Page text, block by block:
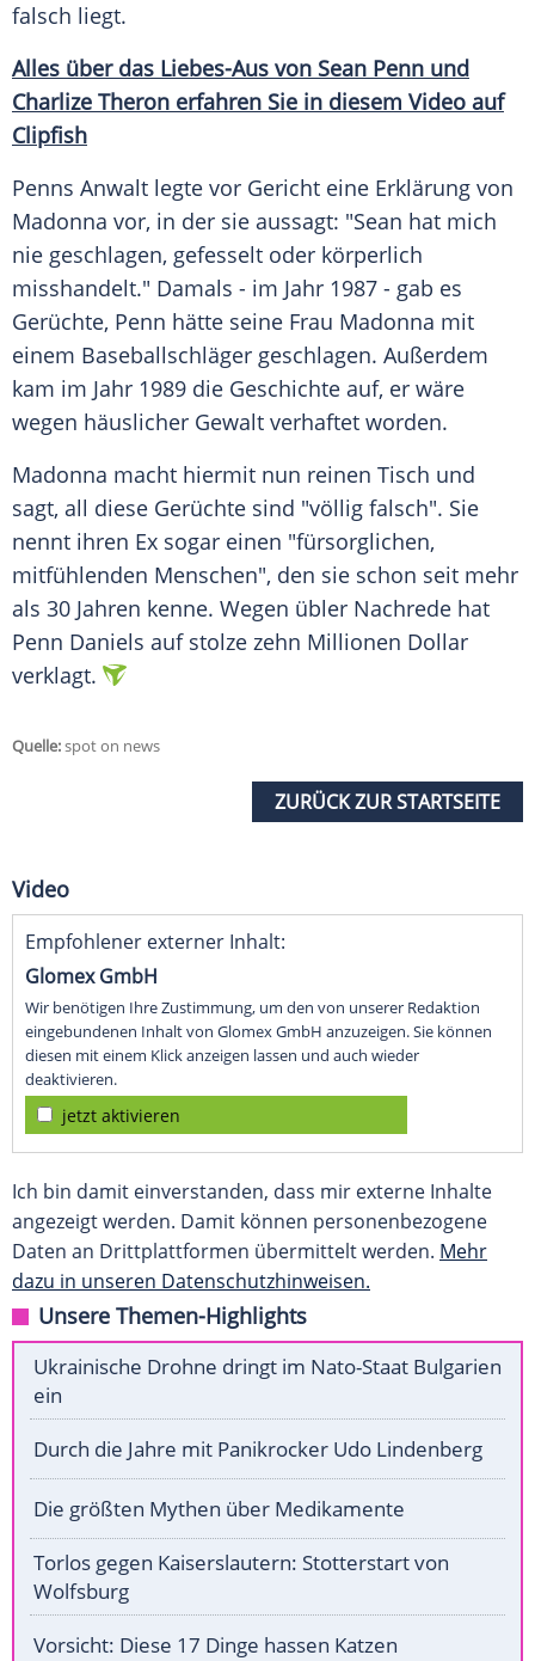
falsch liegt.
Alles über das Liebes-Aus von Sean Penn und
Charlize Theron erfahren Sie in diesem Video auf
Clipfish
Penns Anwalt legte vor Gericht eine Erklärung von
Madonna vor, in der sie aussagt: "Sean hat mich
nie geschlagen, gefesselt oder körperlich
misshandelt." Damals - im Jahr 1987 - gab es
Gerüchte, Penn hätte seine Frau Madonna mit
einem Baseballschläger geschlagen. Außerdem
kam im Jahr 1989 die Geschichte auf, er wäre
wegen häuslicher Gewalt verhaftet worden.
Madonna macht hiermit nun reinen Tisch und
sagt, all diese Gerüchte sind "völlig falsch". Sie
nennt ihren Ex sogar einen "fürsorglichen,
mitfühlenden Menschen", den sie schon seit mehr
als 30 Jahren kenne. Wegen übler Nachrede hat
Penn Daniels auf stolze zehn Millionen Dollar
verklagt.
Quelle:spot on news
ZURÜCK ZUR STARTSEITE
Video
Empfohlener externer Inhalt:
Glomex GmbH
Wir benötigen Ihre Zustimmung, um den von unserer Redaktion
eingebundenen Inhalt von Glomex GmbH anzuzeigen. Sie können
diesen mit einem Klick anzeigen lassen und auch wieder
deaktivieren.
jetzt aktivieren
Ich bin damit einverstanden, dass mir externe Inhalte
angezeigt werden. Damit können personenbezogene
Daten an Drittplattformen übermittelt werden. Mehr
dazu in unseren Datenschutzhinweisen.
Unsere Themen-Highlights
Ukrainische Drohne dringt im Nato-Staat Bulgarien
ein
Durch die Jahre mit Panikrocker Udo Lindenberg
Die größten Mythen über Medikamente
Torlos gegen Kaiserslautern: Stotterstart von
Wolfsburg
Vorsicht: Diese 17 Dinge hassen Katzen